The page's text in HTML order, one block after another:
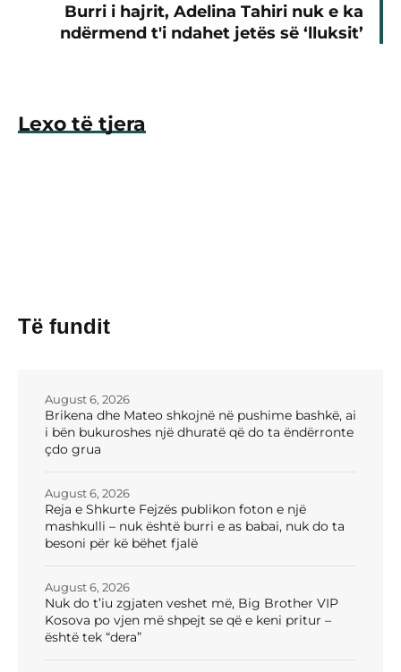
Burri i hajrit, Adelina Tahiri nuk e ka
ndërmend t'i ndahet jetës së ‘lluksit’
Lexo të tjera
Të fundit
Brikena dhe Mateo shkojnë në pushime bashkë, ai
i bën bukuroshes një dhuratë që do ta ëndërronte
çdo grua
August 6, 2026
Reja e Shkurte Fejzës publikon foton e një
mashkulli – nuk është burri e as babai, nuk do ta
besoni për kë bëhet fjalë
August 6, 2026
Nuk do t’iu zgjaten veshet më, Big Brother VIP
Kosova po vjen më shpejt se që e keni pritur –
është tek “dera”
August 6, 2026